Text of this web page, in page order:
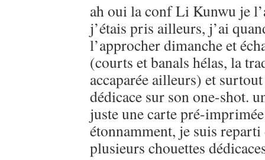
ah oui la conf Li Kunwu je
j’étais pris ailleurs, j’ai
l’approcher dimanche et
(courts et banals hélas, la
accaparée ailleurs) et
dédicace sur son one-shot.
juste une carte pré-
étonnamment, je suis reparti
plusieurs chouettes